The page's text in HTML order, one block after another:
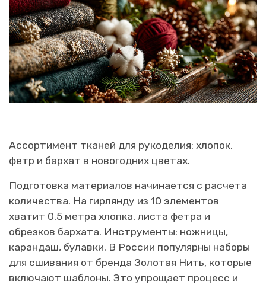
Ассортимент тканей для рукоделия: хлопок,
фетр и бархат в новогодних цветах.
Подготовка материалов начинается с расчета
количества. На гирлянду из 10 элементов
хватит 0,5 метра хлопка, листа фетра и
обрезков бархата. Инструменты: ножницы,
карандаш, булавки. В России популярны наборы
для сшивания от бренда Золотая Нить, которые
включают шаблоны. Это упрощает процесс и